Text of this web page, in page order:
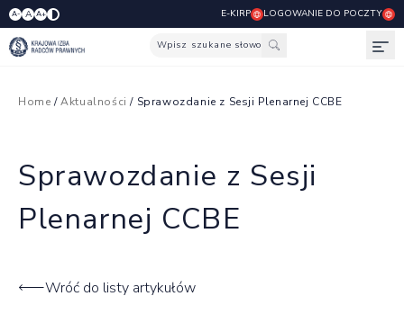
A- A A+ E-KIRP LOGOWANIE DO POCZTY
Wpisz szukane słowo
Home /Aktualności / Sprawozdanie z Sesji Plenarnej CCBE
Sprawozdanie z Sesji
Plenarnej CCBE
Wróć do listy artykułów